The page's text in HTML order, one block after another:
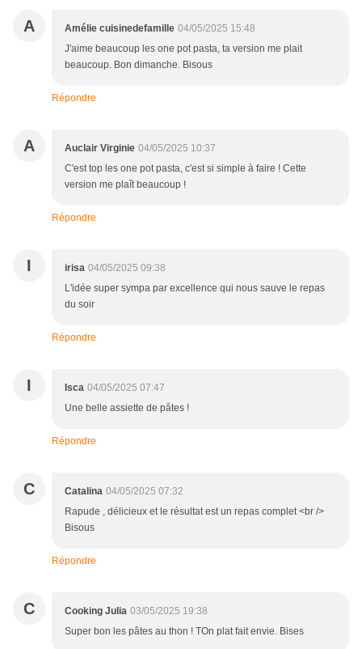
A Amélie cuisinedefamille 04/05/2025 15:48
J'aime beaucoup les one pot pasta, ta version me plait
beaucoup. Bon dimanche. Bisous
Répondre
A Auclair Virginie 04/05/2025 10:37
C'est top les one pot pasta, c'est si simple à faire ! Cette
version me plaît beaucoup !
Répondre
I irisa 04/05/2025 09:38
L'idée super sympa par excellence qui nous sauve le repas
du soir
Répondre
I Isca 04/05/2025 07:47
Une belle assiette de pâtes !
Répondre
C Catalina 04/05/2025 07:32
Rapude , délicieux et le résultat est un repas complet <br />
Bisous
Répondre
C Cooking Julia 03/05/2025 19:38
Super bon les pâtes au thon ! TOn plat fait envie. Bises